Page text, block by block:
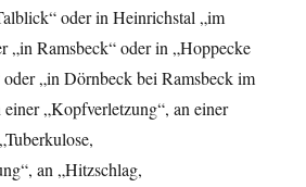
oder in Heinrichstal „im
„in Ramsbeck“ oder in „Hoppecke
„in Dörnbeck bei Ramsbeck im
einer „Kopfverletzung“, an einer
an „Hitzschlag,